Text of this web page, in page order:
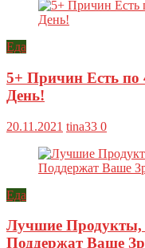
Еда
5+ Причин Есть
День!
20.11.2021 tina33 0
Еда
Лучшие
Поддержат Ваше